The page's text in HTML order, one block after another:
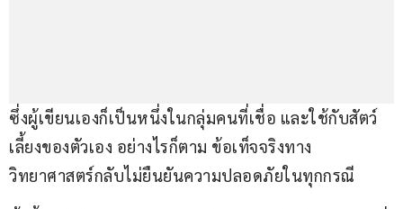
ซึ่งผู้เขียนเองก็เป็นหนึ่งในกลุ่มคนที่เชื่อ และใช้กับสัตว์
เลี้ยงของตัวเอง อย่างไรก็ตาม ข้อเท็จจริงทาง
วิทยาศาสตร์กลับไม่ยืนยันความปลอดภัยในทุกกรณี